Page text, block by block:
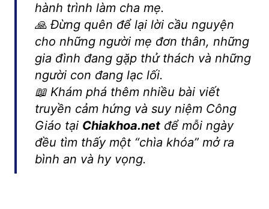
hành trình làm cha mẹ.
🙏 Đừng quên để lại lời cầu nguyện
cho những người mẹ đơn thân, những
gia đình đang gặp thử thách và những
người con đang lạc lối.
📖 Khám phá thêm nhiều bài viết
truyền cảm hứng và suy niệm Công
Giáo tại Chiakhoa.netđể mỗi ngày
đều tìm thấy một “chìa khóa” mở ra
bình an và hy vọng.